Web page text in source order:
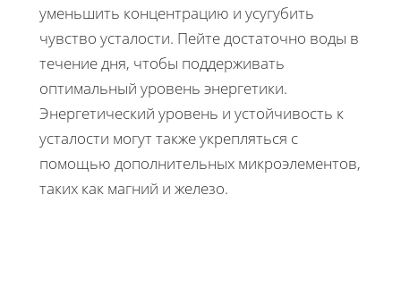
уменьшить концентрацию и усугубить
чувство усталости. Пейте достаточно воды в
течение дня, чтобы поддерживать
оптимальный уровень энергетики.
Энергетический уровень и устойчивость к
усталости могут также укрепляться с
помощью дополнительных микроэлементов,
таких как магний и железо.